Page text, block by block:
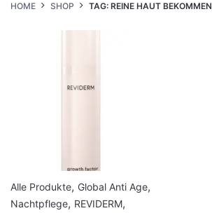
HOME SHOP TAG: REINE HAUT BEKOMMEN
Alle Produkte, Global Anti Age,
Nachtpflege, REVIDERM,